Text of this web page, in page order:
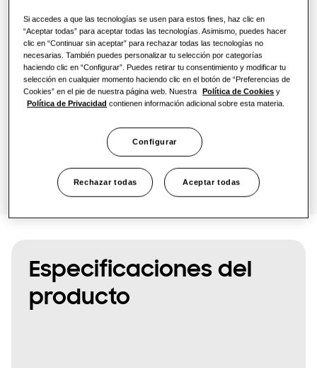
Oficina
Sostenibilidad
One Samsung
Efficient Climate Control
5.0KW 8.0KW 12.0KW 16.0KW
Tipo de alimentación
1 fase
Encontrar un instalador
Especificaciones del
producto
Si accedes a que las tecnologías se usen para estos fines, haz clic en
“Aceptar todas” para aceptar todas las tecnologías. Asimismo, puedes hacer
clic en “Continuar sin aceptar” para rechazar todas las tecnologías no
necesarias. También puedes personalizar tu selección por categorías
haciendo clic en “Configurar”. Puedes retirar tu consentimiento y modificar tu
selección en cualquier momento haciendo clic en el botón de “Preferencias de
Cookies” en el pie de nuestra página web. Nuestra
Política de Cookies y
Política de Privacidad contienen información adicional sobre esta materia.
Configurar
Rechazar todas Aceptar todas